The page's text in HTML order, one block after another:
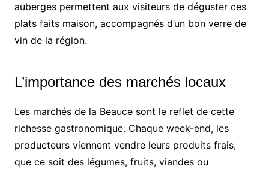
auberges permettent aux visiteurs de déguster ces
plats faits maison, accompagnés d’un bon verre de
vin de la région.
L’importance des marchés locaux
Les marchés de la Beauce sont le reflet de cette
richesse gastronomique. Chaque week-end, les
producteurs viennent vendre leurs produits frais,
que ce soit des légumes, fruits, viandes ou